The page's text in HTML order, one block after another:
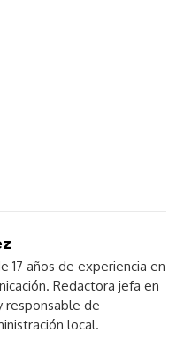
-
17 años de experiencia en
Redactora jefa en
responsable de
local.